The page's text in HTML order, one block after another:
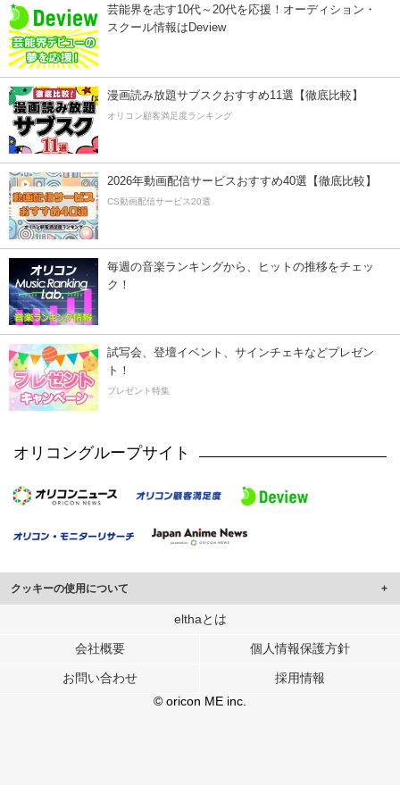
芸能界を志す10代～20代を応援！オーディション・
スクール情報はDeview
漫画読み放題サブスクおすすめ11選【徹底比較】
オリコン顧客満足度ランキング
2026年動画配信サービスおすすめ40選【徹底比較】
CS動画配信サービス20選
毎週の音楽ランキングから、ヒットの推移をチェッ
ク！
試写会、登壇イベント、サインチェキなどプレゼン
ト！
プレゼント特集
オリコングループサイト
クッキーの使用について
このサイトでは Cookie を使用して、ユーザーに合わせたコンテンツや広告の
行っています。
メディアや広告配信、データ解析の各パートナーに提供しています。
各パートナーは、この情報とユーザーが各パートナーに提供した他の情報や、
ユーザーが各パートナーのサービスを使用したときに収集した他の情報を組み
elthaとは
会社概要 個人情報保護方針
お問い合わせ
採用情報
© oricon ME inc.